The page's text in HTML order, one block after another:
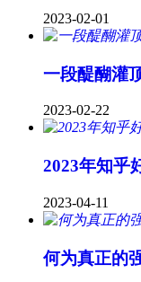
2023-02-01
一段醍醐灌
2023-02-22
2023年知乎
2023-04-11
何为真正的